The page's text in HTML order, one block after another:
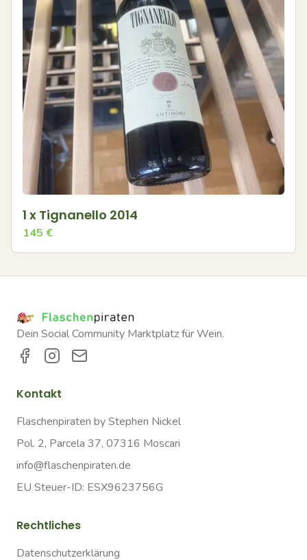
1 x Tignanello 2014
145 €
Dein Social Community Marktplatz für Wein.
Kontakt
Flaschenpiraten by Stephen Nickel
Pol. 2, Parcela 37, 07316 Moscari
info@flaschenpiraten.de
EU Steuer-ID: ESX9623756G
Rechtliches
Datenschutzerklärung